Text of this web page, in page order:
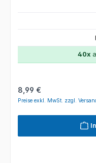
40x
Regulärer Preis:
8,99 €
Preise exkl. MwSt. zzgl.